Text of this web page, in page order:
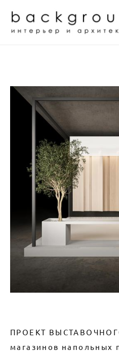
ПРОЕКТ
магазинов напольных